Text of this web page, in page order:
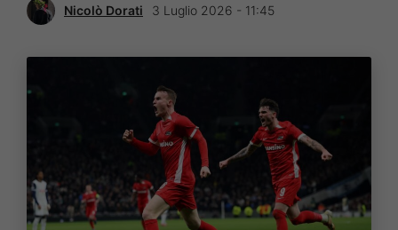
Nicolò Dorati 3 Luglio 2026 - 11:45